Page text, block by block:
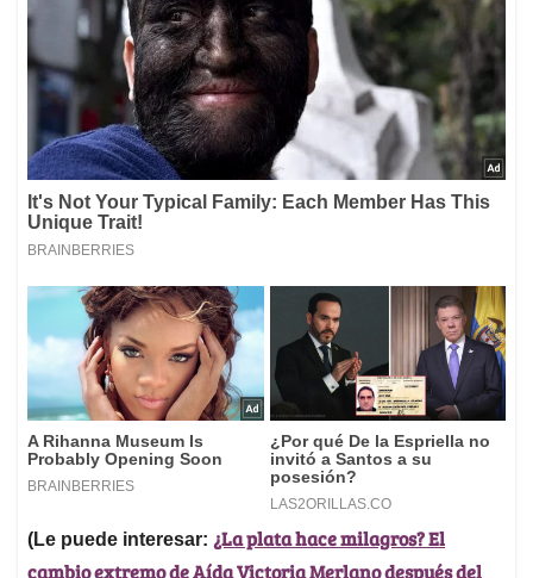
(Le puede interesar: ¿La plata hace milagros? El
cambio extremo de Aída Victoria Merlano después del